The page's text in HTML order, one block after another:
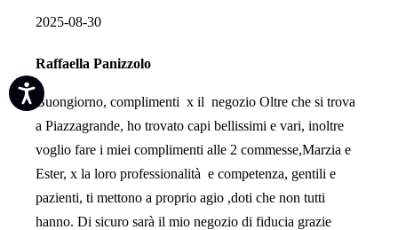
2025-08-30
Raffaella Panizzolo
Buongiorno, complimenti x il negozio Oltre che si trova
a Piazzagrande, ho trovato capi bellissimi e vari, inoltre
voglio fare i miei complimenti alle 2 commesse,Marzia e
Ester, x la loro professionalità e competenza, gentili e
pazienti, ti mettono a proprio agio ,doti che non tutti
hanno. Di sicuro sarà il mio negozio di fiducia grazie